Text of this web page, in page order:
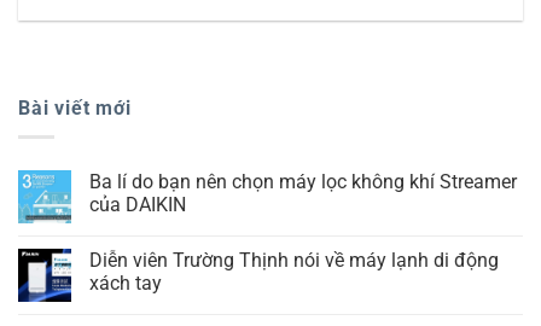
Bài viết mới
Ba lí do bạn nên chọn máy lọc không khí Streamer
của DAIKIN
Diễn viên Trường Thịnh nói về máy lạnh di động
xách tay